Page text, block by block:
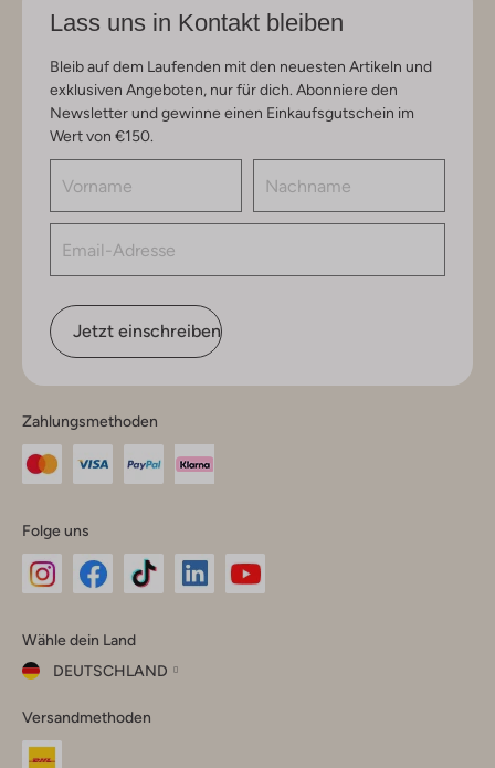
Lass uns in Kontakt bleiben
Bleib auf dem Laufenden mit den neuesten Artikeln und
exklusiven Angeboten, nur für dich. Abonniere den
Newsletter und gewinne einen Einkaufsgutschein im
Wert von €150.
Jetzt einschreiben
Zahlungsmethoden
Folge uns
Instagram
Facebook
TikTok
Wähle dein Land
DEUTSCHLAND
dein
Land
Versandmethoden